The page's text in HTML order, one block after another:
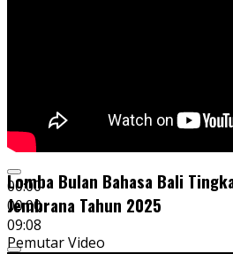
00:00
00:00
09:08
Lomba Bulan Bahasa Bali
Jembrana Tahun 2025
Pemutar Video